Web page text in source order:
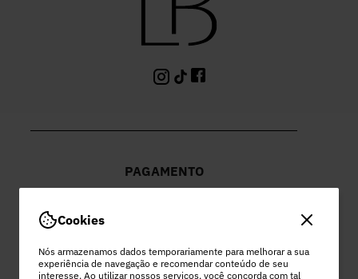
Cookies
Nós armazenamos dados temporariamente para melhorar a sua
experiência de navegação e recomendar conteúdo de seu
interesse. Ao utilizar nossos serviços, você concorda com tal
PAGAMENTO
PEC COMERCIO DO VESTUARIO LTDA